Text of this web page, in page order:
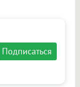
Подписаться